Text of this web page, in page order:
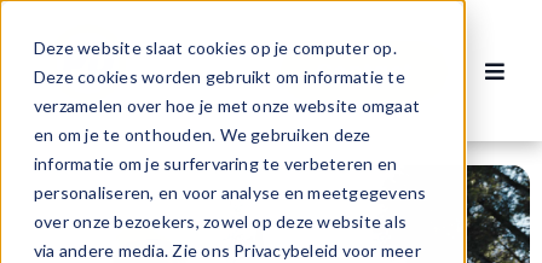
Deze website slaat cookies op je computer op.
Deze cookies worden gebruikt om informatie te
verzamelen over hoe je met onze website omgaat
en om je te onthouden. We gebruiken deze
informatie om je surfervaring te verbeteren en
personaliseren, en voor analyse en meetgegevens
over onze bezoekers, zowel op deze website als
via andere media. Zie ons Privacybeleid voor meer
naar
inhoud
Contact
Vacatures
Voor werknemers